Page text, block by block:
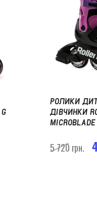
РОЛИКИ
ДІВЧИНКИ
5 720 грн.